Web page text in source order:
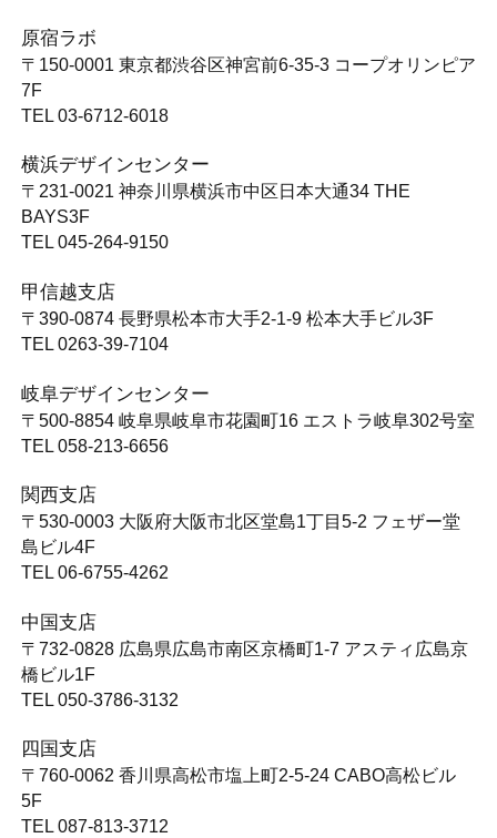
原宿ラボ
〒150-0001 東京都渋谷区神宮前6-35-3 コープオリンピア
7F
TEL 03-6712-6018
横浜デザインセンター
〒231-0021神奈川県横浜市中区日本大通34 THE
BAYS3F
TEL 045-264-9150
甲信越支店
〒390-0874長野県松本市大手2-1-9 松本大手ビル3F
TEL 0263-39-7104
岐阜デザインセンター
〒500-8854岐阜県岐阜市花園町16 エストラ岐阜302号室
TEL 058-213-6656
関西支店
〒530-0003大阪府大阪市北区堂島1丁目5-2 フェザー堂
島ビル4F
TEL 06-6755-4262
中国支店
〒732-0828広島県広島市南区京橋町1-7 アスティ広島京
橋ビル1F
TEL 050-3786-3132
四国支店
〒760-0062 香川県高松市塩上町2-5-24 CABO高松ビル
5F
TEL 087-813-3712